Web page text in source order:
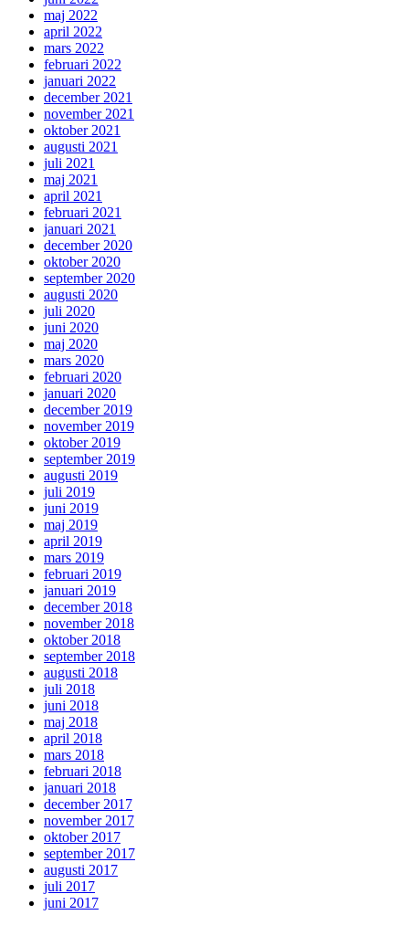
maj 2022
april 2022
mars 2022
februari 2022
januari 2022
december 2021
november 2021
oktober 2021
augusti 2021
juli 2021
maj 2021
april 2021
februari 2021
januari 2021
december 2020
oktober 2020
september 2020
augusti 2020
juli 2020
juni 2020
maj 2020
mars 2020
februari 2020
januari 2020
december 2019
november 2019
oktober 2019
september 2019
augusti 2019
juli 2019
juni 2019
maj 2019
april 2019
mars 2019
februari 2019
januari 2019
december 2018
november 2018
oktober 2018
september 2018
augusti 2018
juli 2018
juni 2018
maj 2018
april 2018
mars 2018
februari 2018
januari 2018
december 2017
november 2017
oktober 2017
september 2017
augusti 2017
juli 2017
juni 2017